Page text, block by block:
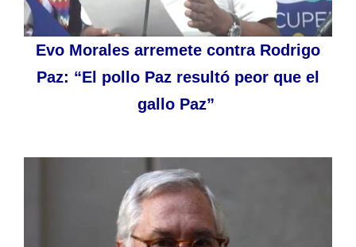
Evo Morales arremete contra Rodrigo
Paz: “El pollo Paz resultó peor que el
gallo Paz”